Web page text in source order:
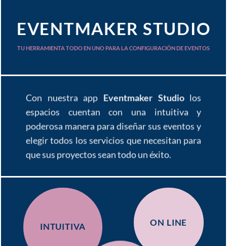
EVENTMAKER STUDIO
TU HERRAMIENTA TODO EN UNO PARA LA CONFIGURACIÓN DE EVENTOS
Con nuestra app Eventmaker Studio los
espacios cuentan con una intuitiva y
poderosa manera para diseñar sus eventos y
elegir todos los servicios que necesitan para
que sus proyectos sean todo un éxito.
INTUITIVA ON LINE